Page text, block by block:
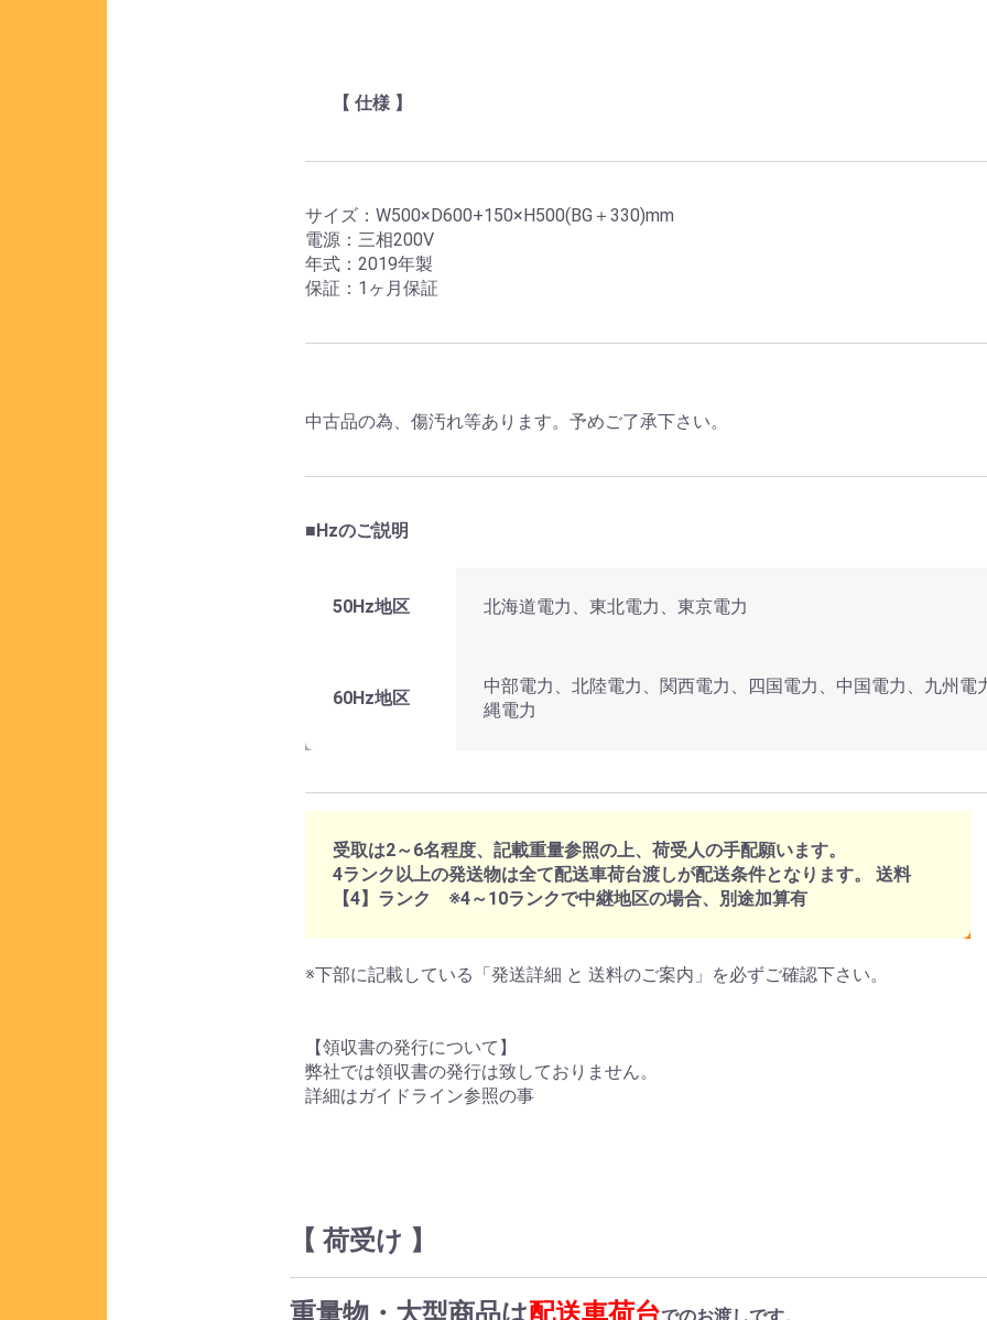
【 仕様 】
サイズ：W500×D600+150×H500(BG＋330)mm
電源：三相200V
年式：2019年製
保証：1ヶ月保証
中古品の為、傷汚れ等あります。予めご了承下さい。
■Hzのご説明
50Hz地区 北海道電力、東北電力、東京電力
60Hz地区
中部電力、北陸電力、関西電力、四国電力、中国電力、九州電
縄電力
受取は2～6名程度、記載重量参照の上、荷受人の手配願います。
4ランク以上の発送物は全て配送車荷台渡しが配送条件となります。 送料
【4】ランク ※4～10ランクで中継地区の場合、別途加算有
※下部に記載している「発送詳細 と 送料のご案内」を必ずご確認下さい。
【領収書の発行について】
弊社では領収書の発行は致しておりません。
詳細はガイドライン参照の事
【 荷受け 】
重量物・大型商品は配送車荷台